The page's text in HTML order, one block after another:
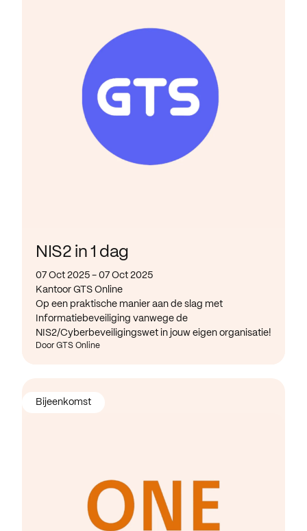
NIS2 in 1 dag
07 Oct 2025 - 07 Oct 2025
Kantoor GTS Online
Op een praktische manier aan de slag met
Informatiebeveiliging vanwege de
NIS2/Cyberbeveiligingswet in jouw eigen organisatie!
Door GTS Online
Bijeenkomst